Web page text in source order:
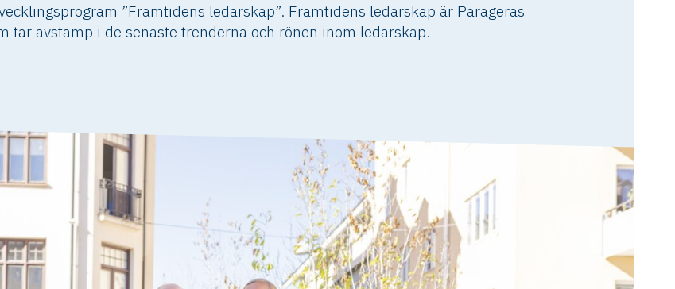
”Framtidens ledarskap”. Framtidens ledarskap är Parageras
tar avstamp i de senaste trenderna och rönen inom ledarskap.